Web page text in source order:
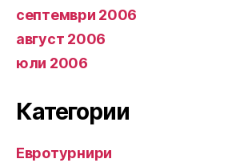
септември 2006
август 2006
юли 2006
Категории
Евротурнири